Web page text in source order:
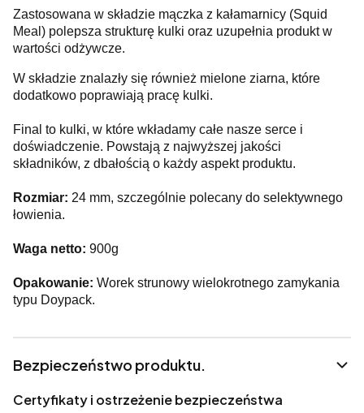
Zastosowana w składzie mączka z kałamarnicy (Squid
Meal) polepsza strukturę kulki oraz uzupełnia produkt w
wartości odżywcze.
W składzie znalazły się również mielone ziarna, które
dodatkowo poprawiają pracę kulki.
Final to kulki, w które wkładamy całe nasze serce i
doświadczenie. Powstają z najwyższej jakości
składników, z dbałością o każdy aspekt produktu.
Rozmiar: 24 mm, szczególnie polecany do selektywnego
łowienia.
Waga netto: 900g
Opakowanie: Worek strunowy wielokrotnego zamykania
typu Doypack.
Bezpieczeństwo produktu.
Certyfikaty i ostrzeżenie bezpieczeństwa